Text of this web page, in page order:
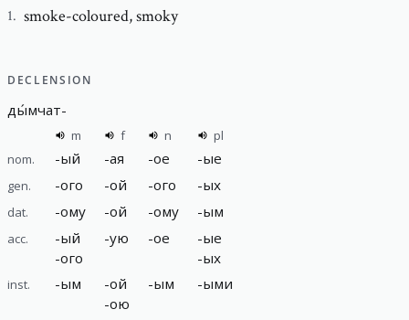
1. smoke-coloured,smoky
DECLENSION
ды́мчат-
m f n
pl
nom.
-ый -ая -ое -ые
gen. -ого -ой -ого -ых
dat. -ому -ой -ому -ым
acc. -ый
-ого
-ую -ое -ые
-ых
inst. -ым -ой
-ою
-ым -ыми